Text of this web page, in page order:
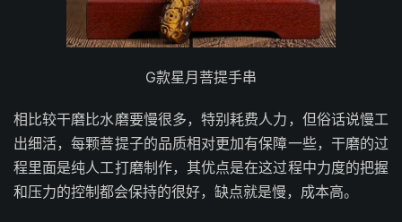
G款星月菩提手串
相比较干磨比水磨要慢很多，特别耗费人力，但俗话说慢工
出细活，每颗菩提子的品质相对更加有保障一些，干磨的过
程里面是纯人工打磨制作，其优点是在这过程中力度的把握
和压力的控制都会保持的很好，缺点就是慢，成本高。